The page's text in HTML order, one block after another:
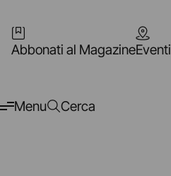
Abbonati al MagazineEventi
Menu Cerca